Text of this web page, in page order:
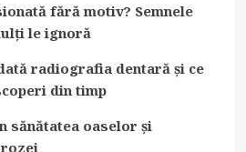
fără motiv? Semnele
le ignoră
radiografia dentară și ce
din timp
sănătatea oaselor și